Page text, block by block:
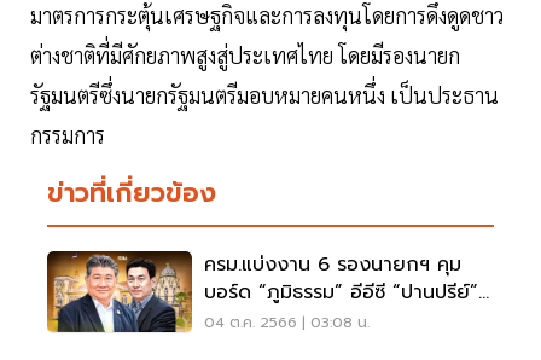
มาตรการกระตุ้นเศรษฐกิจและการลงทุนโดยการดึงดูดชาว
ต่างชาติที่มีศักยภาพสูงสู่ประเทศไทย โดยมีรองนายก
รัฐมนตรีซึ่งนายกรัฐมนตรีมอบหมายคนหนึ่ง เป็นประธาน
กรรมการ
ข่าวที่เกี่ยวข้อง
ครม.แบ่งงาน 6 รองนายกฯ คุม
บอร์ด “ภูมิธรรม” อีอีซี “ปานปรีย์”
บีโอไอ
04 ต.ค. 2566 | 03:08 น.